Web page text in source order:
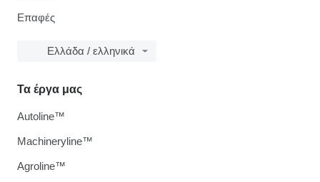
Επαφές
Ελλάδα / ελληνικά
Τα έργα μας
Autoline™
Machineryline™
Agroline™